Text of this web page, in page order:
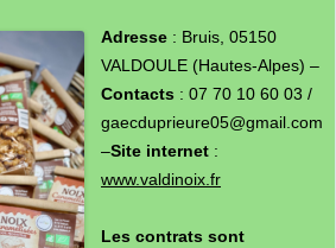
Adresse : Bruis, 05150
VALDOULE (Hautes-Alpes) –
Contacts : 07 70 10 60 03 /
gaecduprieure05@gmail.com
–Site internet :
www.valdinoix.fr
Les contrats sont